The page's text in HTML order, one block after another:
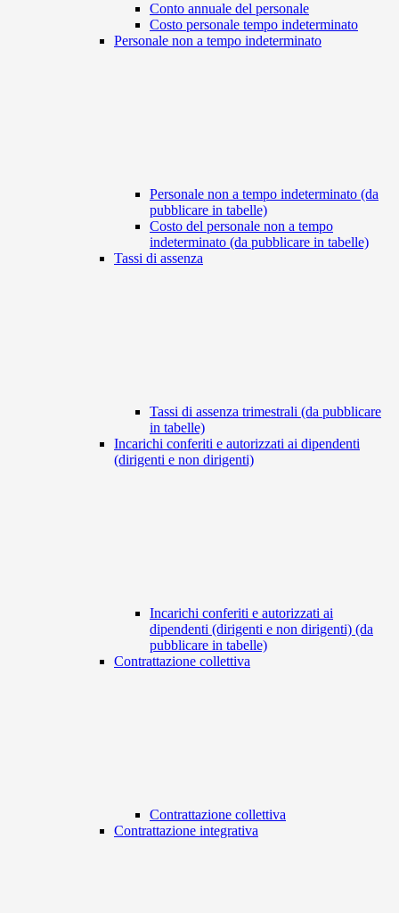
Conto annuale del personale
Costo personale tempo indeterminato
Personale non a tempo indeterminato
Personale non a tempo indeterminato (da
pubblicare in tabelle)
Costo del personale non a tempo
indeterminato (da pubblicare in tabelle)
Tassi di assenza
Tassi di assenza trimestrali (da pubblicare
in tabelle)
Incarichi conferiti e autorizzati ai dipendenti
(dirigenti e non dirigenti)
Incarichi conferiti e autorizzati ai
dipendenti (dirigenti e non dirigenti) (da
pubblicare in tabelle)
Contrattazione collettiva
Contrattazione collettiva
Contrattazione integrativa